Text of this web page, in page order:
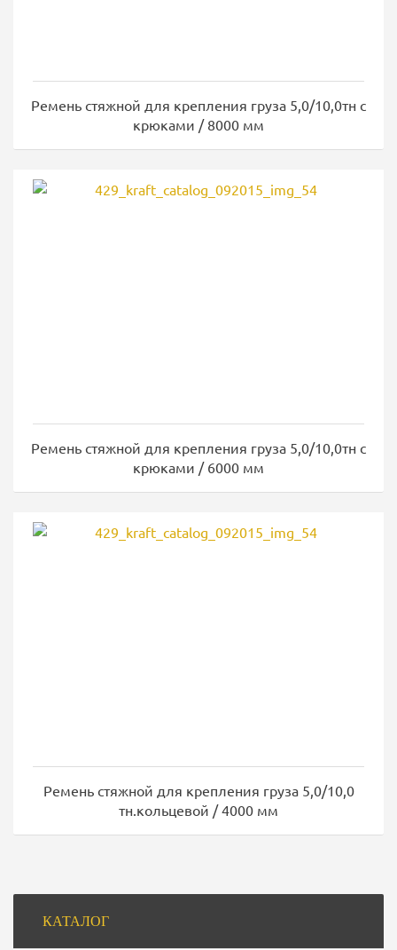
Ремень стяжной для крепления груза 5,0/10,0тн с
крюками / 8000 мм
Ремень стяжной для крепления груза 5,0/10,0тн с
крюками / 6000 мм
Ремень стяжной для крепления груза 5,0/10,0
тн.кольцевой / 4000 мм
КАТАЛОГ